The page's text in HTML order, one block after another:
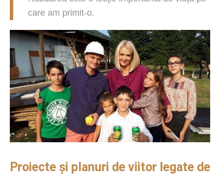
care am primit-o.
Proiecte și planuri de viitor legate de